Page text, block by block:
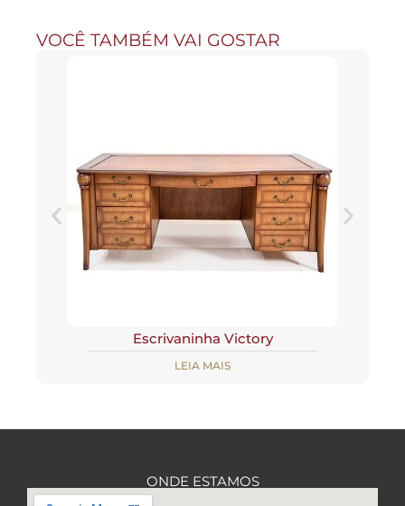
VOCÊ TAMBÉM VAI GOSTAR
Escrivaninha Victory
LEIA MAIS
ONDE ESTAMOS